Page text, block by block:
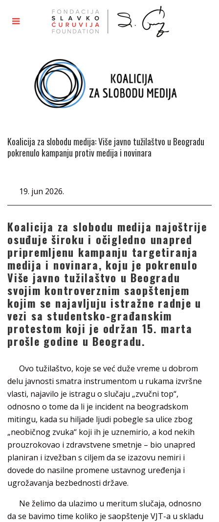
Koalicija za slobodu medija: Više javno tužilaštvo u Beogradu
pokrenulo kampanju protiv medija i novinara
19. jun 2026.
Koalicija za slobodu medija najoštrije
osuđuje široku i očigledno unapred
pripremljenu kampanju targetiranja
medija i novinara, koju je pokrenulo
Više javno tužilaštvo u Beogradu
svojim kontroverznim saopštenjem
kojim se najavljuju istražne radnje u
vezi sa studentsko-građanskim
protestom koji je održan 15. marta
prošle godine u Beogradu.
Ovo tužilaštvo, koje se već duže vreme u dobrom
delu javnosti smatra instrumentom u rukama izvršne
vlasti, najavilo je istragu o slučaju „zvučni top“,
odnosno o tome da li je incident na beogradskom
mitingu, kada su hiljade ljudi pobegle sa ulice zbog
„neobičnog zvuka“ koji ih je uznemirio, a kod nekih
prouzrokovao i zdravstvene smetnje – bio unapred
planiran i izvežban s ciljem da se izazovu nemiri i
dovede do nasilne promene ustavnog uređenja i
ugrožavanja bezbednosti države.
Ne želimo da ulazimo u meritum slučaja, odnosno
da se bavimo time koliko je saopštenje VJT-a u skladu